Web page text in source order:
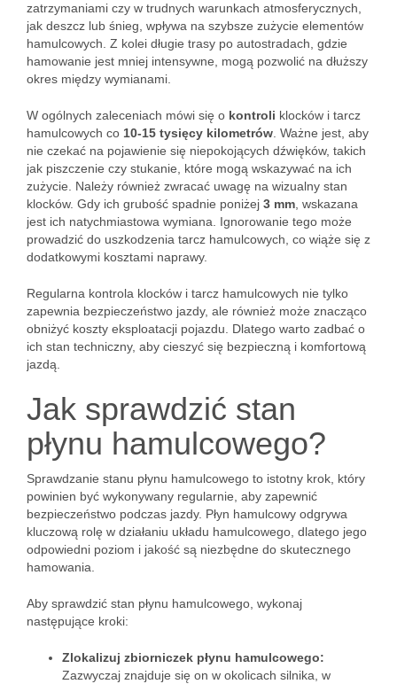
zatrzymaniami czy w trudnych warunkach atmosferycznych,
jak deszcz lub śnieg, wpływa na szybsze zużycie elementów
hamulcowych. Z kolei długie trasy po autostradach, gdzie
hamowanie jest mniej intensywne, mogą pozwolić na dłuższy
okres między wymianami.
W ogólnych zaleceniach mówi się o kontroli klocków i tarcz
hamulcowych co 10-15 tysięcy kilometrów . Ważne jest, aby
nie czekać na pojawienie się niepokojących dźwięków, takich
jak piszczenie czy stukanie, które mogą wskazywać na ich
zużycie. Należy również zwracać uwagę na wizualny stan
klocków. Gdy ich grubość spadnie poniżej 3 mm , wskazana
jest ich natychmiastowa wymiana. Ignorowanie tego może
prowadzić do uszkodzenia tarcz hamulcowych, co wiąże się z
dodatkowymi kosztami naprawy.
Regularna kontrola klocków i tarcz hamulcowych nie tylko
zapewnia bezpieczeństwo jazdy, ale również może znacząco
obniżyć koszty eksploatacji pojazdu. Dlatego warto zadbać o
ich stan techniczny, aby cieszyć się bezpieczną i komfortową
jazdą.
Jak sprawdzić stan
płynu hamulcowego?
Sprawdzanie stanu płynu hamulcowego to istotny krok, który
powinien być wykonywany regularnie, aby zapewnić
bezpieczeństwo podczas jazdy. Płyn hamulcowy odgrywa
kluczową rolę w działaniu układu hamulcowego, dlatego jego
odpowiedni poziom i jakość są niezbędne do skutecznego
hamowania.
Aby sprawdzić stan płynu hamulcowego, wykonaj
następujące kroki:
Zlokalizuj zbiorniczek płynu hamulcowego:
Zazwyczaj znajduje się on w okolicach silnika, w